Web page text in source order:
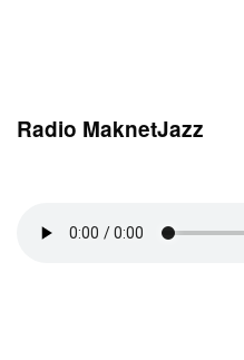
Radio MaknetJazz